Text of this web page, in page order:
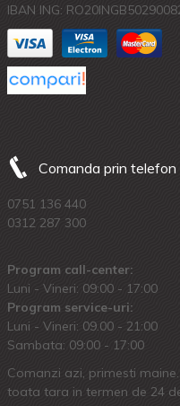
IBAN ING:
Comanda prin telefon
0751 136 440
0312 287 300
Program call-center:
Luni - Vineri: 09:00 - 17:00
Program service-uri:
Luni - Vineri: 09.00 - 21:00
Sambata: 09:00 - 17:00
Comanzi azi, primesti
toata tara in termen de 24